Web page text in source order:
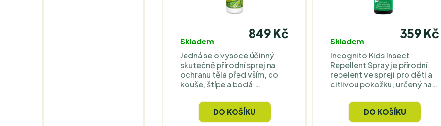
Skladem
849 Kč
Jedná se o vysoce účinný
skutečně přírodní sprej na
ochranu těla před vším, co
kouše, štípe a bodá.
že vaše letní večery budou
tráveny bez zbytečného
svědění a škrábání.
DO KOŠÍKU
Skladem
359 Kč
Incognito Kids Insect
Repellent Spray je přírodní
repelent ve spreji pro děti a
citlivou pokožku, určený na
každodenní venkovní použití.
Využívá rostlinné PMD a
podle klinického testování
DO KOŠÍKU